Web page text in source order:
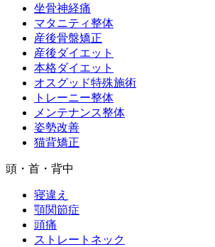
坐骨神経痛
マタニティ整体
産後骨盤矯正
産後ダイエット
本格ダイエット
オスグッド特殊施術
トレーニー整体
メンテナンス整体
姿勢改善
猫背矯正
頭・首・背中
寝違え
顎関節症
頭痛
ストレートネック